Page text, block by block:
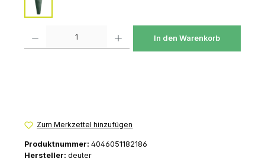
ivy-ink
In den Warenkorb
Zum Merkzettel hinzufügen
Produktnummer: 4046051182186
Hersteller: deuter